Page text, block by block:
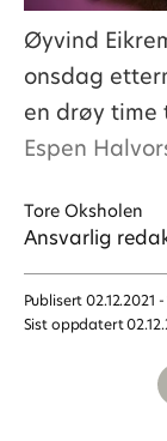
Øyvind
onsdag
en drøy time
Espen
Tore Oksholen
Ansvarlig
Publisert
02.12.2021
Sist oppdatert